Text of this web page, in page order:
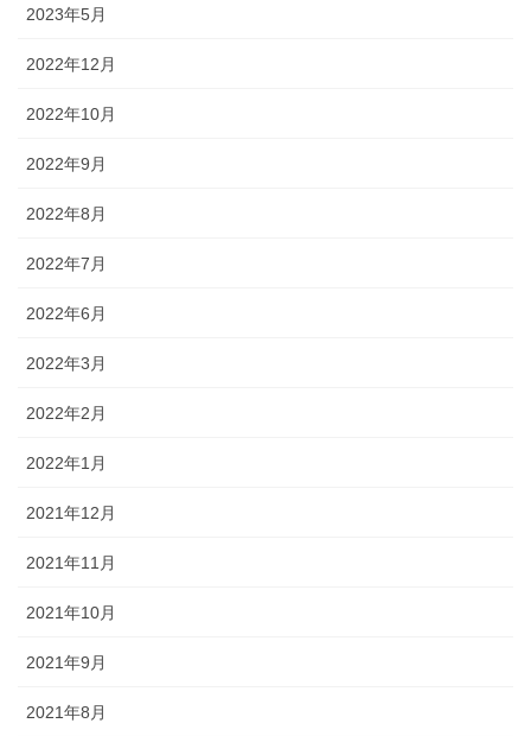
2023年5月
2022年12月
2022年10月
2022年9月
2022年8月
2022年7月
2022年6月
2022年3月
2022年2月
2022年1月
2021年12月
2021年11月
2021年10月
2021年9月
2021年8月